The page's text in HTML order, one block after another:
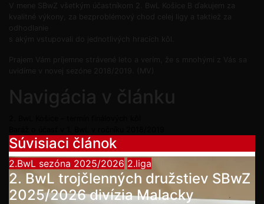
V mene SBwZ všetkým účastníkom 2. BwL Košice B ďakujem za
kvalitné výkony, za bezproblémový chod celej ligy a taktiež za
odhodlanie
s akým vstupovali do jednotlivých hracích kôl.
Prajem Vám príjemne strávené leto a verím, že s mnohými z Vás sa
uvidíme v novej sezóne 2018/2019. (MV)
Navigácia v článku
Súvisiaci článok
2.BwL sezóna 2025/2026 2.liga
2. BwL trojčlenných družstiev SBwZ
2025/2026 divízia Malacky